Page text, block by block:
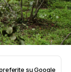
su Google